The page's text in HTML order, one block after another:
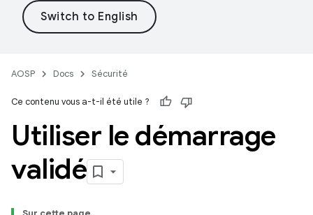
AOSP Docs Sécurité
Ce contenu vous a-t-il été utile ?
Utiliser le démarrage
validé